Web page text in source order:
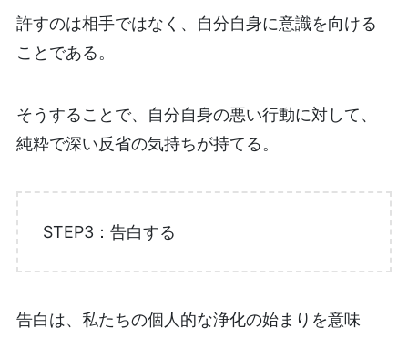
許すのは相手ではなく、自分自身に意識を向ける
ことである。
そうすることで、自分自身の悪い行動に対して、
純粋で深い反省の気持ちが持てる。
STEP3：告白する
告白は、私たちの個人的な浄化の始まりを意味